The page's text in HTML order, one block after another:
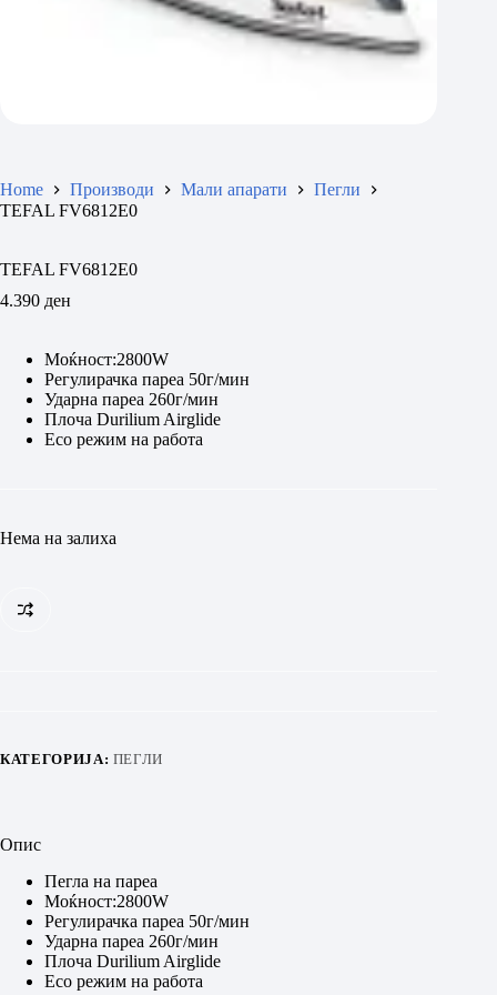
Home Производи Мали апарати
Пегли
TEFAL FV6812E0
TEFAL FV6812E0
4.390 ден
Моќност:2800W
Регулирачка пареа 50г/мин
Ударна пареа 260г/мин
Плоча Durilium Airglide
Eco режим на работа
Нема на залиха
КАТЕГОРИЈА: ПЕГЛИ
Опис
Пегла на пареа
Моќност:2800W
Регулирачка пареа 50г/мин
Ударна пареа 260г/мин
Плоча Durilium Airglide
Eco режим на работа